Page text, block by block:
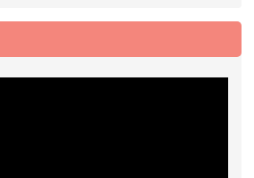
學校對面建案申請8月份「施
請各位用路人留意